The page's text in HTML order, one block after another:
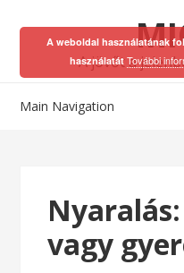
to
navigation
to
content A jövőt a
Main Navigation
vagy
A weboldal használatának
használatátTovábbi